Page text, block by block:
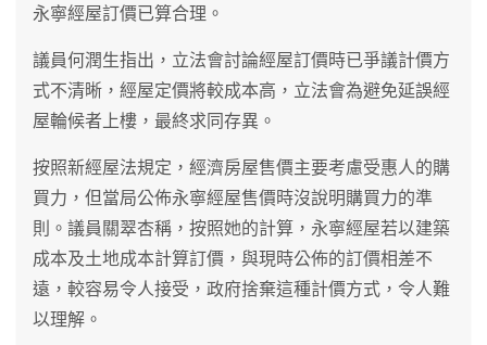
永寧經屋訂價已算合理。
議員何潤生指出，立法會討論經屋訂價時已爭議計價方
式不清晰，經屋定價將較成本高，立法會為避免延誤經
屋輪候者上樓，最終求同存異。
按照新經屋法規定，經濟房屋售價主要考慮受惠人的購
買力，但當局公佈永寧經屋售價時沒說明購買力的準
則。議員關翠杏稱，按照她的計算，永寧經屋若以建築
成本及土地成本計算訂價，與現時公佈的訂價相差不
遠，較容易令人接受，政府捨棄這種計價方式，令人難
以理解。